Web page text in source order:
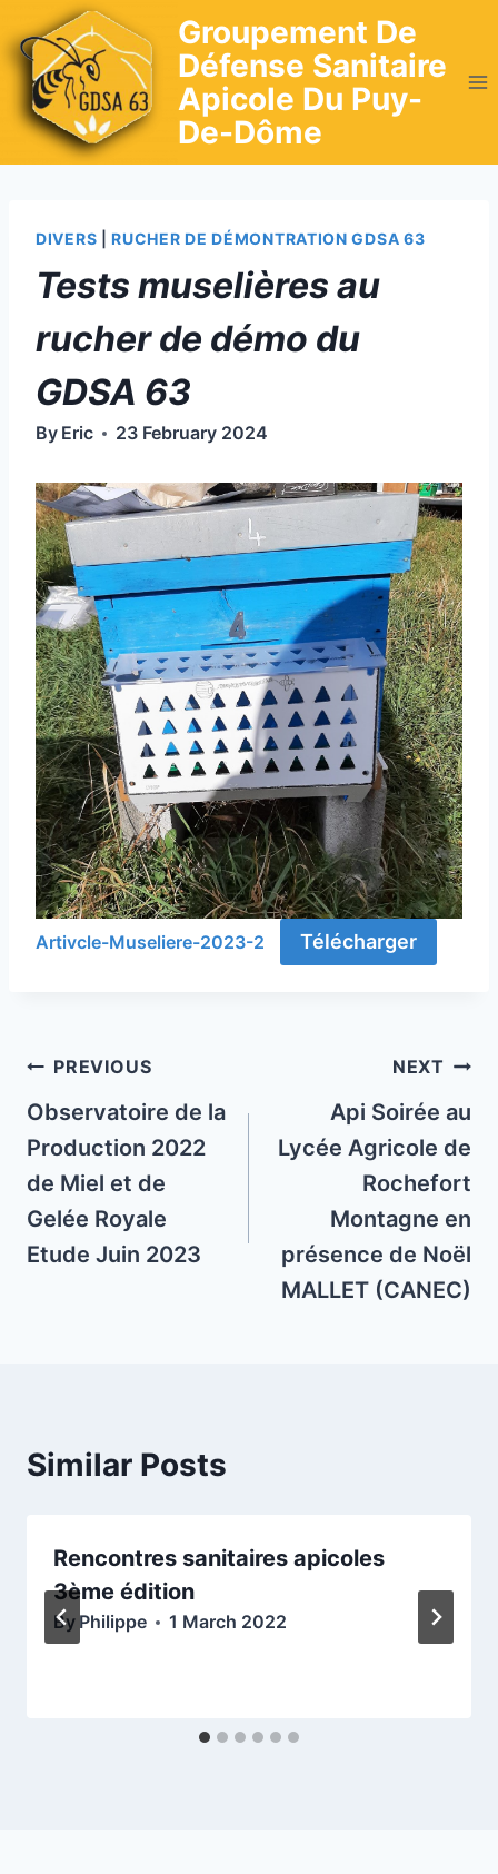
to
content
Groupement De
Défense Sanitaire
Apicole Du Puy-
De-Dôme
DIVERS RUCHER DE DÉMONTRATION GDSA 63
Tests muselières au
rucher de démo du
GDSA 63
By Eric 23 February 2024
Artivcle-Museliere-2023-2 Télécharger
Post
navigation
PREVIOUS
Observatoire de la
Production 2022
de Miel et de
Gelée Royale
Etude Juin 2023
NEXT
Api Soirée au
Lycée Agricole de
Rochefort
Montagne en
présence de Noël
MALLET (CANEC)
Similar Posts
Rencontres sanitaires apicoles
3ème édition
By Philippe 1 March 2022